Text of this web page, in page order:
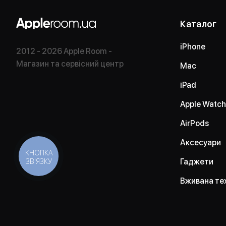
2012 - 2026 Apple Room -
Магазин та сервісний центр
Каталог
iPhone
Mac
iPad
Apple Watch
AirPods
Аксесуари
Гаджети
Вживана
КНОПКА
ЗВ'ЯЗКУ